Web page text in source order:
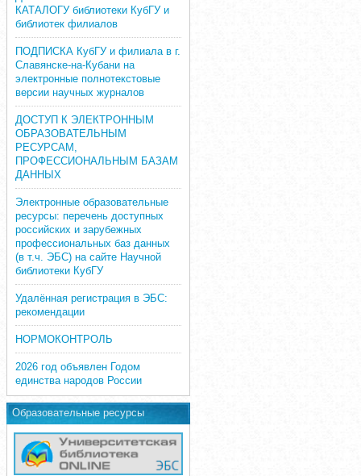
КАТАЛОГУ библиотеки КубГУ и
библиотек филиалов
ПОДПИСКА КубГУ и филиала в г.
Славянске-на-Кубани на
электронные полнотекстовые
версии научных журналов
ДОСТУП К ЭЛЕКТРОННЫМ
ОБРАЗОВАТЕЛЬНЫМ
РЕСУРСАМ,
ПРОФЕССИОНАЛЬНЫМ БАЗАМ
ДАННЫХ
Электронные образовательные
ресурсы: перечень доступных
российских и зарубежных
профессиональных баз данных
(в т.ч. ЭБС) на сайте Научной
библиотеки КубГУ
Удалённая регистрация в ЭБС:
рекомендации
НОРМОКОНТРОЛЬ
2026 год объявлен Годом
единства народов России
Образовательные ресурсы